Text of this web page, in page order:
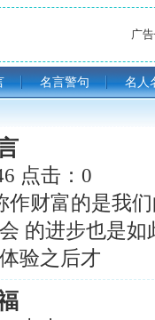
广
名言警句 名人
点击： 0
财富的是我们
的进步也是
验之后才